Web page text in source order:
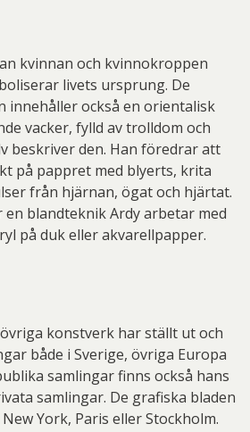
kvinnan och kvinnokroppen
livets ursprung. De
innehåller också en orientalisk
vacker, fylld av trolldom och
beskriver den. Han föredrar att
på pappret med blyerts, krita
från hjärnan, ögat och hjärtat.
blandteknik Ardy arbetar med
på duk eller akvarellpapper.
konstverk har ställt ut och
både i Sverige, övriga Europa
samlingar finns också hans
samlingar. De grafiska bladen
York, Paris eller Stockholm.